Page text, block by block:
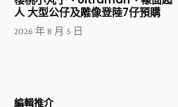
人 大型公仔及雕像登陸7仔預購
2026 年 8 月 5 日
編輯推介